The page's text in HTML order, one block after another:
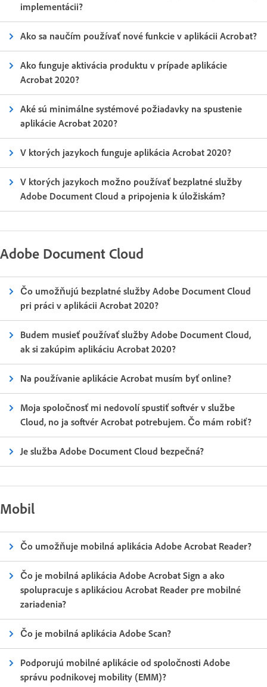
implementácii?
Ako sa naučím používať nové funkcie v aplikácii Acrobat?
Ako funguje aktivácia produktu v prípade aplikácie
Acrobat 2020?
Aké sú minimálne systémové požiadavky na spustenie
aplikácie Acrobat 2020?
V ktorých jazykoch funguje aplikácia Acrobat 2020?
V ktorých jazykoch možno používať bezplatné služby
Adobe Document Cloud a pripojenia k úložiskám?
Adobe Document Cloud
Čo umožňujú bezplatné služby Adobe Document Cloud
pri práci v aplikácii Acrobat 2020?
Budem musieť používať služby Adobe Document Cloud,
ak si zakúpim aplikáciu Acrobat 2020?
Na používanie aplikácie Acrobat musím byť online?
Moja spoločnosť mi nedovolí spustiť softvér v službe
Cloud, no ja softvér Acrobat potrebujem. Čo mám robiť?
Je služba Adobe Document Cloud bezpečná?
Mobil
Čo umožňuje mobilná aplikácia Adobe Acrobat Reader?
Čo je mobilná aplikácia Adobe Acrobat Sign a ako
spolupracuje s aplikáciou Acrobat Reader pre mobilné
zariadenia?
Čo je mobilná aplikácia Adobe Scan?
Podporujú mobilné aplikácie od spoločnosti Adobe
správu podnikovej mobility (EMM)?